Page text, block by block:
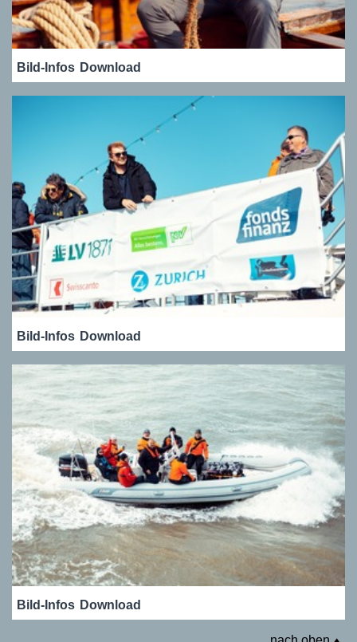
Bild-Infos Download
Bild-Infos Download
Bild-Infos Download